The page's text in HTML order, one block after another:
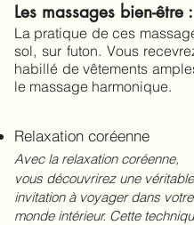
Les massages bien-être :
La pratique de ces
sol, sur futon. Vous
habillé de vêtements
le massage harmonique.
Relaxation coréenne
Avec la relaxation coréenne,
vous découvrirez une véritable
invitation à voyager dans votre
monde intérieur. Cette